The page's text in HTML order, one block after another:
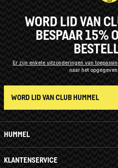
HUMMEL
KLANTENSERVICE
WORD LID VAN
BESPAAR 15%
Er zijn enkele uitzonderingen van
naar het
WORD LID VAN CLUB HUMMEL